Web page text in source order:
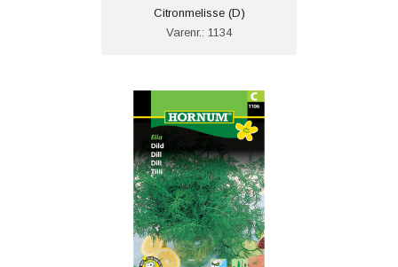
Citronmelisse (D)
Varenr.: 1134